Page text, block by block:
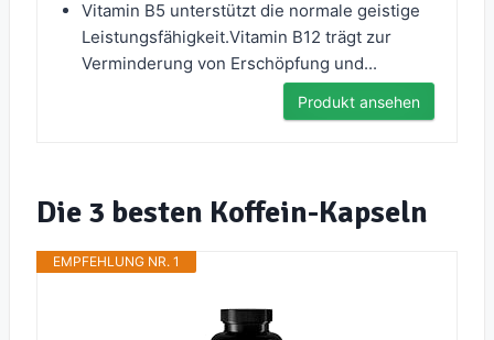
Vitamin B5 unterstützt die normale geistige
Leistungsfähigkeit.Vitamin B12 trägt zur
Verminderung von Erschöpfung und...
Produkt ansehen
Die 3 besten Koffein-Kapseln
EMPFEHLUNG NR. 1